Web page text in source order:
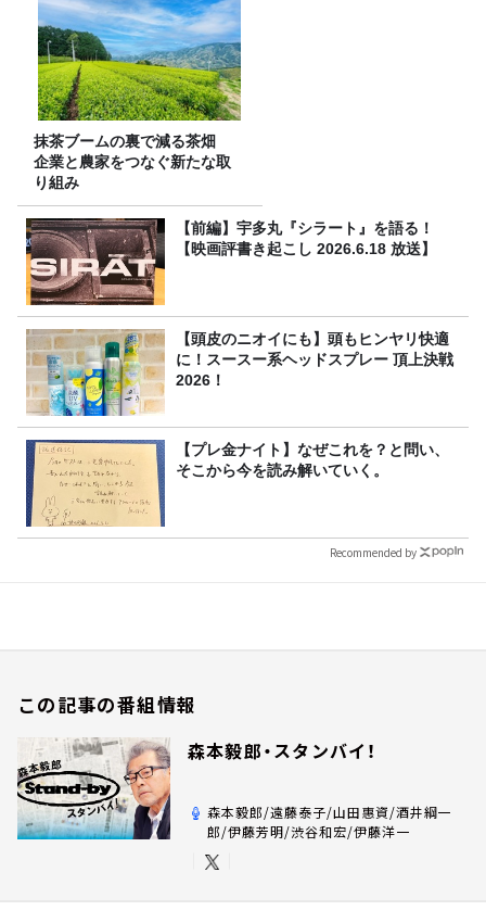
抹茶ブームの裏で減る茶畑
企業と農家をつなぐ新たな取
り組み
【前編】宇多丸『シラート』を語る！
【映画評書き起こし 2026.6.18 放送】
【頭皮のニオイにも】頭もヒンヤリ快適
に！スースー系ヘッドスプレー 頂上決戦
2026！
【プレ金ナイト】なぜこれを？と問い、
そこから今を読み解いていく。
Recommended by
この記事の番組情報
森本毅郎・スタンバイ！
森本毅郎/遠藤泰子/山田惠資/酒井綱一
郎/伊藤芳明/渋谷和宏/伊藤洋一